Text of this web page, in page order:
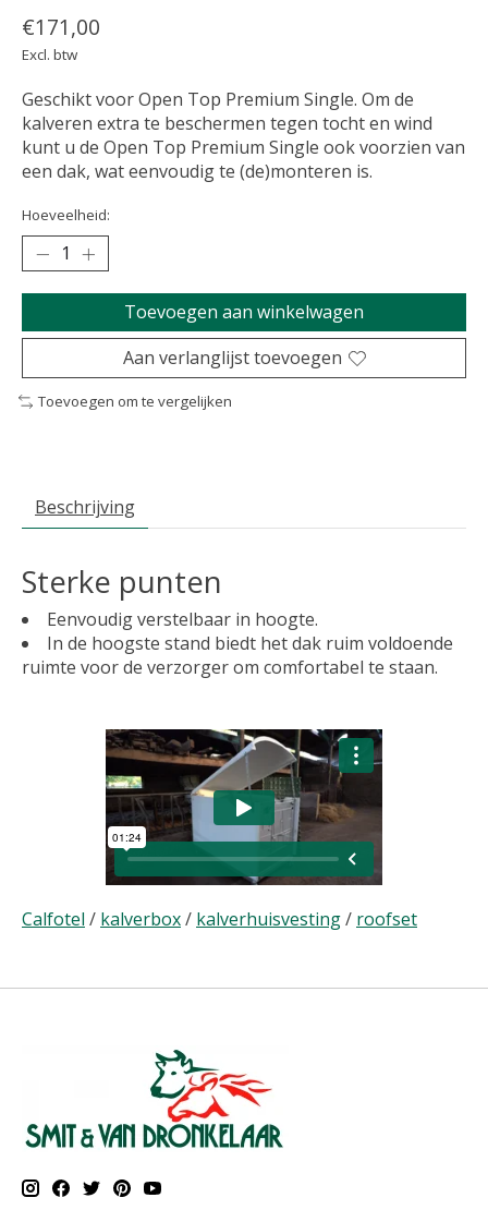
€171,00
Excl. btw
Geschikt voor Open Top Premium Single. Om de
kalveren extra te beschermen tegen tocht en wind
kunt u de Open Top Premium Single ook voorzien van
een dak, wat eenvoudig te (de)monteren is.
Hoeveelheid:
Toevoegen aan winkelwagen
Aan verlanglijst toevoegen
Toevoegen om te vergelijken
Beschrijving
Sterke punten
Eenvoudig verstelbaar in hoogte.
In de hoogste stand biedt het dak ruim voldoende
ruimte voor de verzorger om comfortabel te staan.
Calfotel / kalverbox/ kalverhuisvesting/ roofset